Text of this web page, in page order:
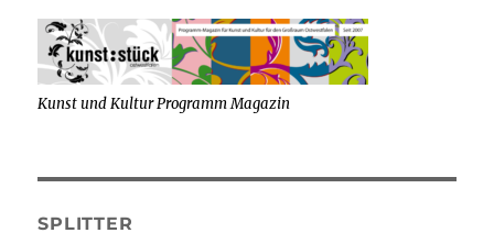
Kunst und Kultur Programm Magazin
SPLITTER